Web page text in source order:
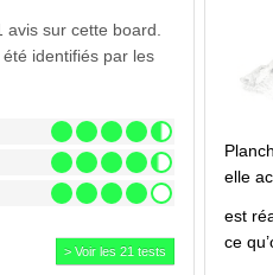
sur cette board.
identifiés par les
> Voir les 21 tests
elle
est
ce